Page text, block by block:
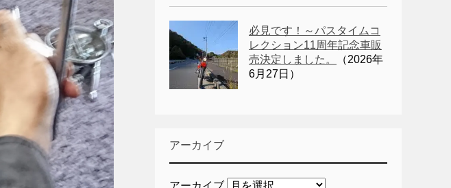
必見です！～パスタイムコ
レクション11周年記念車販
売決定しました。
（2026年
6月27日）
アーカイブ
アーカイブ